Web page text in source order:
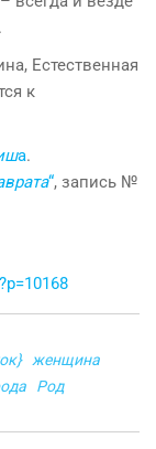
Естественная
к
а.
“, запись №
женщина
Род